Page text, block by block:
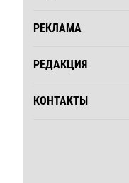
РЕКЛАМА
РЕДАКЦИЯ
КОНТАКТЫ